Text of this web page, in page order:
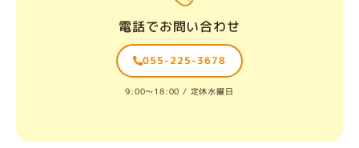
電話でお問い合わせ
055-225-3678
9:00〜18:00 / 定休水曜日